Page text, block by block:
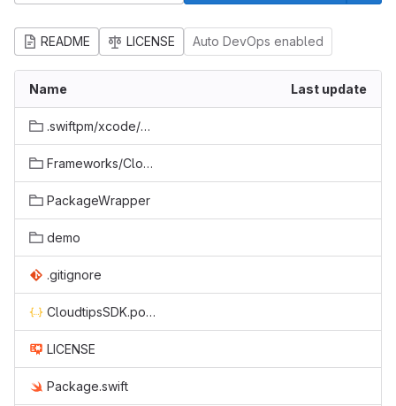
README LICENSE Auto DevOps enabled
Name Last update
.swiftpm/xcode/package.xcworkspace
Frameworks/CloudtipsSDK.xcframework
PackageWrapper
demo
.gitignore
CloudtipsSDK.podspec.json
LICENSE
Package.swift